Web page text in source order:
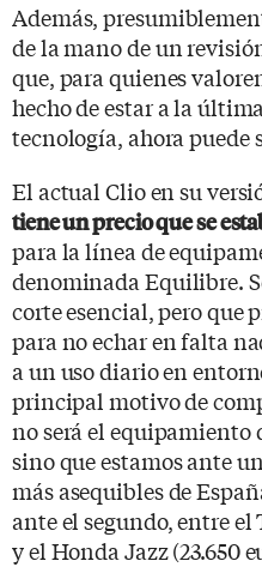
Además,
de la mano de un
que, para quienes
hecho de estar a la
tecnología, ahora puede
El actual Clio en su
tiene un precio que se
para la línea de
denominada Equilibre.
corte esencial, pero que
para no echar en falta
a un uso diario en
principal motivo de
no será el equipamiento
sino que estamos ante
más asequibles de
ante el segundo, entre el
y el Honda Jazz (23.650